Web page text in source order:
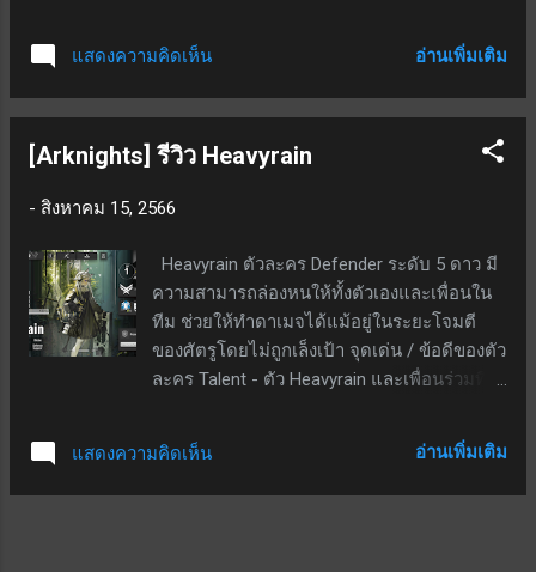
ใช้ ATK +15%, ระยะโจมตีไกลขึ้น 1 แถว,
หมายพร้อมกัน; SP ตั้งต้น 15; ใ...
สู่อิสรภาพด้วยแต้ม 5400 แต้ม เป็นพิลกริม
สามารถทำสัมพันธ์ได้สูงสุด 40 สกิล 1 - แบ่ง
เป็น 2 เอฟเฟกต์; เปิดใช้งานเมื่อโจมตีด้วย
นัด, รัศมีเจาะเกราะเพิ่มขึ้น 50% จำนวน 1 นัด;
ขึ้นไป (ปืนยิงออกมาเป็นบีม โดนศัตรูได้หลาย
10 ทำดาเมจเพิ่มเติม 50.33% ของ ATK ขั้น
สุดท้าย สกิล 2 - ทุก ๆ 10 วินาที สุ่มโจมตีด้วย
อุกกาบาตใส่ศัตรูในระยะโจมตี ทำดาเมจสูงสุด
112.64% ของ ATK ขั้นสุดท้าย เบิร์สสกิล - เป็น
เบิร์สลำดับ 2; CD 20 วินาที; มี 2 เอฟเฟกต์ ส่ง
158.59% ของ ATK ขั้นสุดท้าย, เผาศัตรู 13.19%
เพิ่มความจุกระสุนสูงสุด 6 นัดเป็นเวลา...
แสดงความคิดเห็น อ่านเพิ่มเติม
[Arknights] รีวิว Heavyrain
- สิงหาคม 15, 2566
Heavyrain ตัวละคร Defender ระดับ 5 ดาว มี
ความสามารถล่องหนให้ทั้งตัวเองและเพื่อนใน
ทีม ช่วยให้ทำดาเมจได้แม้อยู่ในระยะโจมตี
ของศัตรูโดยไม่ถูกเล็งเป้า จุดเด่น / ข้อดีของตัว
ละคร Talent - ตัว Heavyrain และเพื่อนร่วมทีม
กายภาพ 20% (23% ที่ PO5) สกิล 1 (ไม่นิยม) -
หลอดสกิลเด้งเอง; สกิลใช้เองอัตโนมัติ; ที่เลเวล
7 เมื่อเปิดใช้งานจะใส่บัฟล่องหนและเด้งเลือด
แสดงความคิดเห็น อ่านเพิ่มเติม